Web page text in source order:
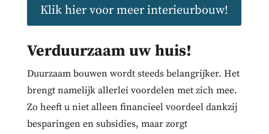
Klik hier voor meer interieurbouw!
Verduurzaam uw huis!
Duurzaam bouwen wordt steeds belangrijker. Het
brengt namelijk allerlei voordelen met zich mee.
Zo heeft u niet alleen financieel voordeel dankzij
besparingen en subsidies, maar zorgt